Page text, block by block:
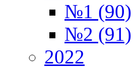
№1 (90)
№2 (91)
2022